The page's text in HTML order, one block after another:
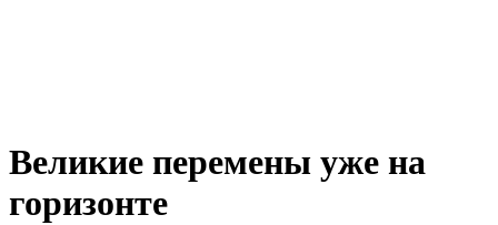
Великие перемены уже на
горизонте